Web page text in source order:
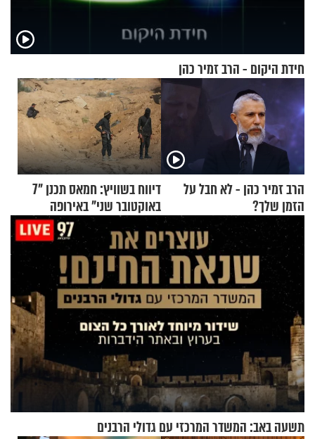
חידת היקום - הרב זמיר כהן
הרב זמיר כהן - לא חבל על
הזמן שלך?
דיווח בשוויץ: חמאס תכנן "7
באוקטובר שני" באירופה
תשעה באב: המשדר המרכזי עם גדולי הרבנים